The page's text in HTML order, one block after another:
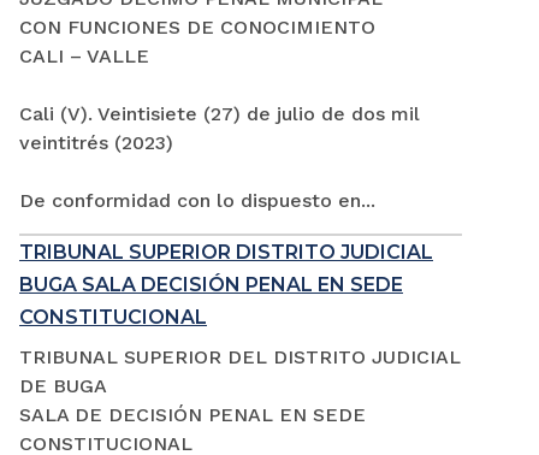
CON FUNCIONES DE CONOCIMIENTO
CALI – VALLE
Cali (V). Veintisiete (27) de julio de dos mil
veintitrés (2023)
De conformidad con lo dispuesto en...
TRIBUNAL SUPERIOR DISTRITO JUDICIAL
BUGA SALA DECISIÓN PENAL EN SEDE
CONSTITUCIONAL
TRIBUNAL SUPERIOR DEL DISTRITO JUDICIAL
DE BUGA
SALA DE DECISIÓN PENAL EN SEDE
CONSTITUCIONAL